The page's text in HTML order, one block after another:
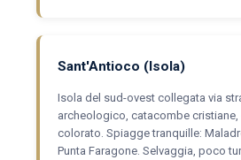
Sant'Antioco (Isola)
Isola del sud-ovest collegata via
archeologico, catacombe
colorato. Spiagge tranquille:
Punta Faragone. Selvaggia, poco